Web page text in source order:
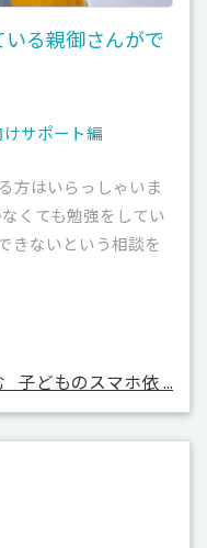
る親御さんがで
サポート編
方はいらっしゃいま
くても勉強をしてい
きないという相談を
子どものスマホ依 ...